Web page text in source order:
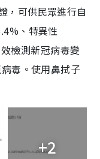
，可供民眾進行自
、特異性
檢測新冠病毒變
毒。使用鼻拭子
+2